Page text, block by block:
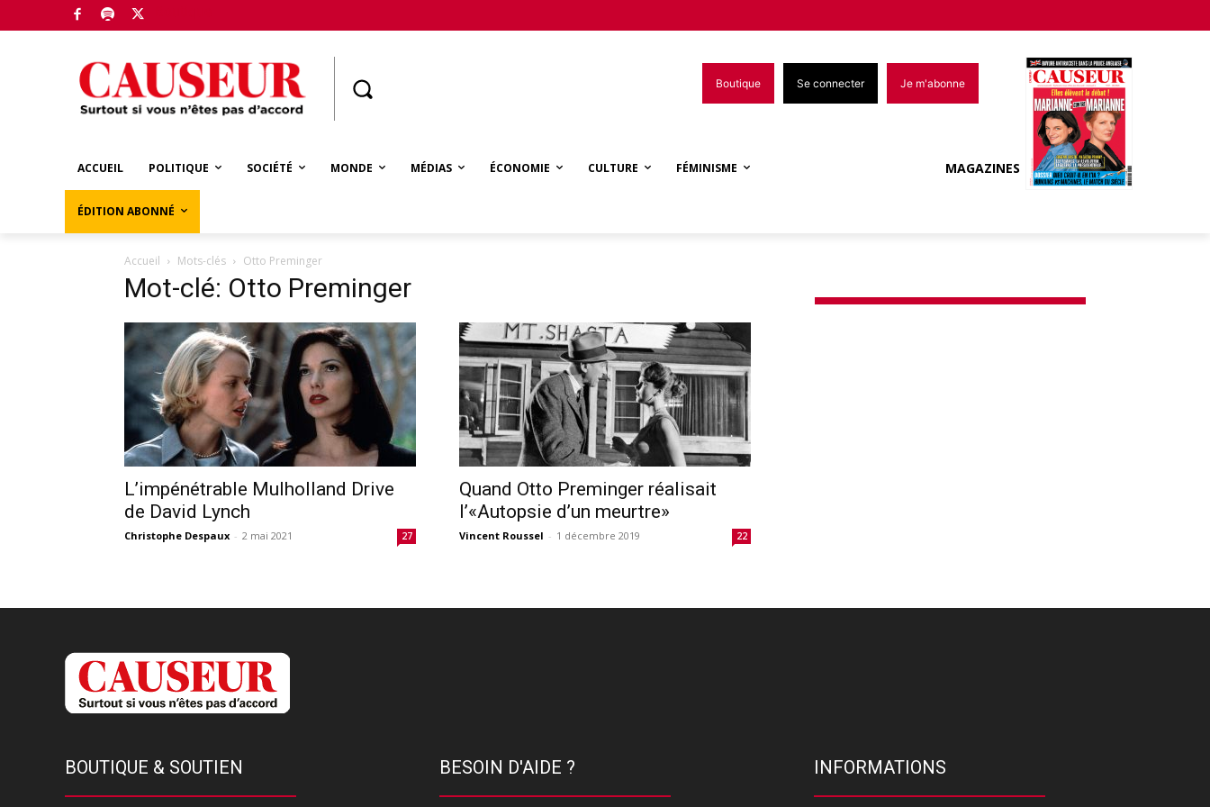
Boutique Se connecter Je m'abonne
ACCUEIL POLITIQUE SOCIÉTÉ MONDE MÉDIAS ÉCONOMIE CULTURE FÉMINISME
ÉDITION ABONNÉ
MAGAZINES
Accueil Mots-clés Otto Preminger
Mot-clé: Otto Preminger
L’impénétrable Mulholland Drive
de David Lynch
Christophe Despaux - 2 mai 2021 27
Quand Otto Preminger réalisait
l’«Autopsie d’un meurtre»
Vincent Roussel - 1 décembre 2019 22
BOUTIQUE & SOUTIEN BESOIN D'AIDE ? INFORMATIONS